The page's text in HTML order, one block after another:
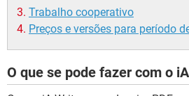
Trabalho cooperativo
Preços e versões para período
O que se pode fazer com o